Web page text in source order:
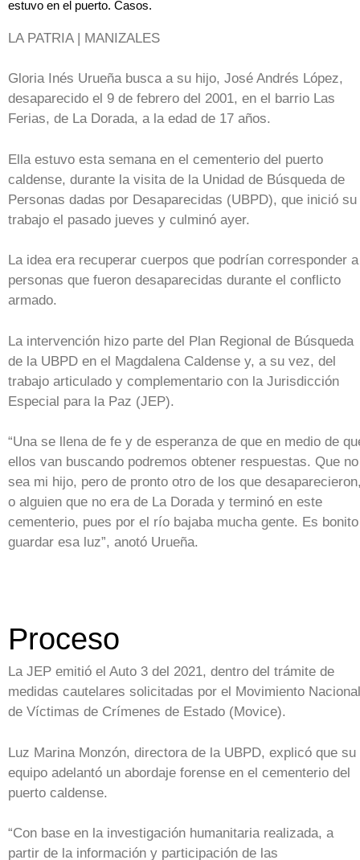
estuvo en el puerto. Casos.
LA PATRIA | MANIZALES
Gloria Inés Urueña busca a su hijo, José Andrés López,
desaparecido el 9 de febrero del 2001, en el barrio Las
Ferias, de La Dorada, a la edad de 17 años.
Ella estuvo esta semana en el cementerio del puerto
caldense, durante la visita de la Unidad de Búsqueda de
Personas dadas por Desaparecidas (UBPD), que inició su
trabajo el pasado jueves y culminó ayer.
La idea era recuperar cuerpos que podrían corresponder a
personas que fueron desaparecidas durante el conflicto
armado.
La intervención hizo parte del Plan Regional de Búsqueda
de la UBPD en el Magdalena Caldense y, a su vez, del
trabajo articulado y complementario con la Jurisdicción
Especial para la Paz (JEP).
“Una se llena de fe y de esperanza de que en medio de
ellos van buscando podremos obtener respuestas. Que no
sea mi hijo, pero de pronto otro de los que
o alguien que no era de La Dorada y terminó en este
cementerio, pues por el río bajaba mucha gente. Es bonito
guardar esa luz”, anotó Urueña.
Proceso
La JEP emitió el Auto 3 del 2021, dentro del trámite de
medidas cautelares solicitadas por el Movimiento Nacional
de Víctimas de Crímenes de Estado (Movice).
Luz Marina Monzón, directora de la UBPD, explicó que su
equipo adelantó un abordaje forense en el cementerio del
puerto caldense.
“Con base en la investigación humanitaria realizada, a
partir de la información y participación de las